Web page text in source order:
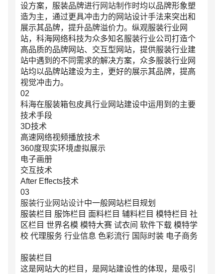
设方案，服装品牌进行网站制作时均以品牌形象塑
造为主，通过更具冲击力的网站设计手法来突出和
展示其品牌，提升品牌溢价力。纵观服装行业网
站，科海网络科技为众多知名服装行业公司打造个
高品质的品牌网站、交互型网站，提供服装行业建
站中遇到的不同需求的解决方案，众多服装行业网
站均以品牌站建设为主，更好的展示其品牌，提高
视觉冲击力。
02
科海在服装箱包皮具行业网站建设中运用到的主要
技术手段
3D技术
高速网络视频播放技术
360度现实环境虚拟展示
电子画册
交互技术
After Effects技术
03
服装行业网站设计中一般网站栏目规划
服装栏目 服饰栏目 面料栏目 辅料栏目 模特栏目 社
区栏目 世界名模 模特大赛 试衣间 软件下载 模特学
校 代理服务 行业信息 色彩流行 国际时装 电子商务
服装栏目
这是网站大的栏目，是网站建设性的体现，是吸引
请输入您的公司名称